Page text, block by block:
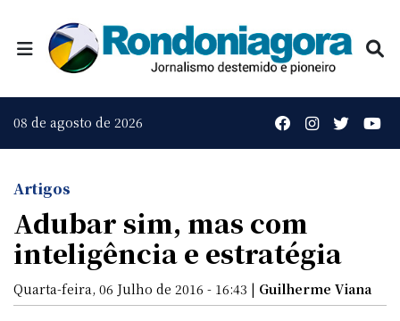
08 de agosto de 2026
Artigos
Adubar sim, mas com
inteligência e estratégia
Quarta-feira, 06 Julho de 2016 - 16:43 | Guilherme Viana